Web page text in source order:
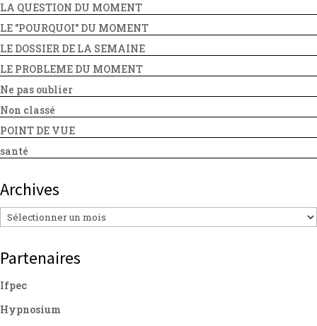
LA QUESTION DU MOMENT
LE "POURQUOI" DU MOMENT
LE DOSSIER DE LA SEMAINE
LE PROBLEME DU MOMENT
Ne pas oublier
Non classé
POINT DE VUE
santé
Archives
Archives
Partenaires
Ifpec
Hypnosium